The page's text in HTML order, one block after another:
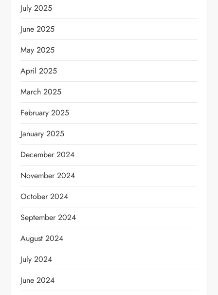
July 2025
June 2025
May 2025
April 2025
March 2025
February 2025
January 2025
December 2024
November 2024
October 2024
September 2024
August 2024
July 2024
June 2024